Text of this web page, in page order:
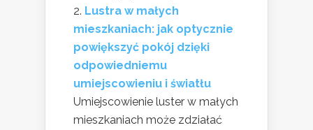
Lustra w małych
mieszkaniach: jak optycznie
powiększyć pokój dzięki
odpowiedniemu
umiejscowieniu i światłu
Umiejscowienie luster w małych
mieszkaniach może zdziałać